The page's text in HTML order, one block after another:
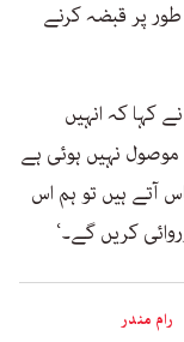
پر قبضہ کرنے
کہا کہ انہیں
نہیں ہوئی ہے
آتے ہیں تو ہم اس
کریں گے۔‘
رام مندر